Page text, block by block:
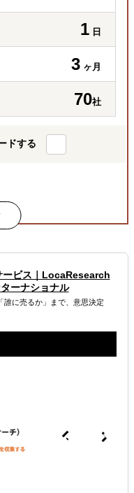
1 日
3 ヶ月
70社
ドする
在住の日米バイリンガ
、日本企業のAmazon
します。
スタマーサービス、マ
市場調査、バックオフィ
が可能です。
ービス｜LocaResearch
ーナショナル
誰に売るか」まで、意思決定